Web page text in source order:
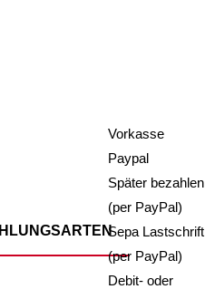
Vorkasse
Paypal
Später bezahlen
(per PayPal)
Sepa Lastschrift
(per PayPal)
Debit- oder